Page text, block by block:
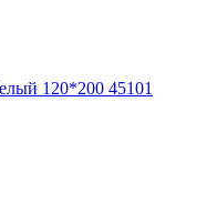
120*200 45101